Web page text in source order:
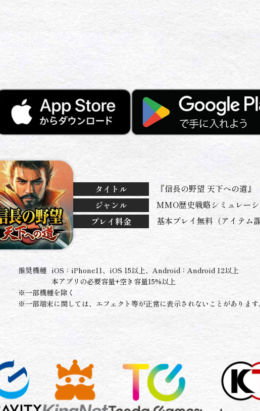
タイトル
『信長の野望 天下への道』
ジャンル
MMO歴史戦略シミュレー
プレイ料金
基本プレイ無料（アイテム課
推奨機種 iOS：iPhone11、iOS 15以上、Android：Android 12以上
本アプリの必要容量+空き容量15%以上
※一部機種を除く
※一部端末に関しては、エフェクト等が正常に表示されないことがあります